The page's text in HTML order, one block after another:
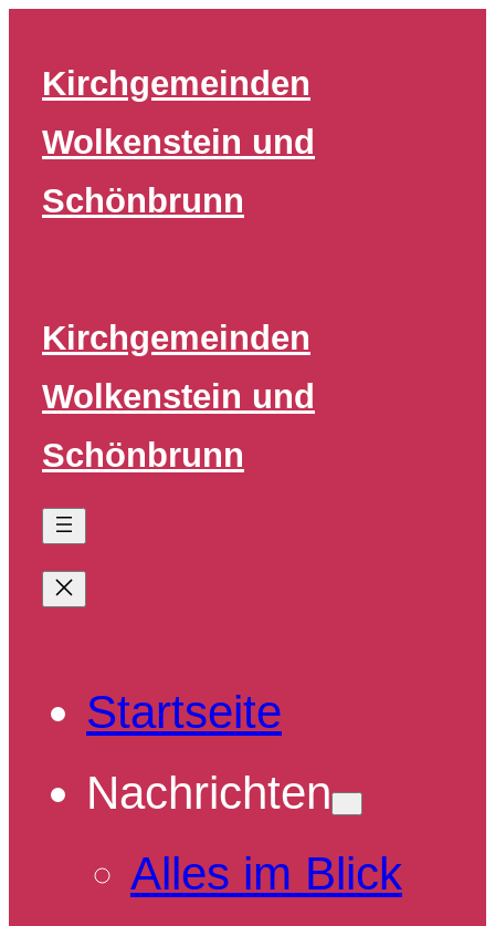
springen
Kirchgemeinden
Wolkenstein und
Schönbrunn
Kirchgemeinden
Wolkenstein und
Schönbrunn
Startseite
Nachrichten
Alles im Blick